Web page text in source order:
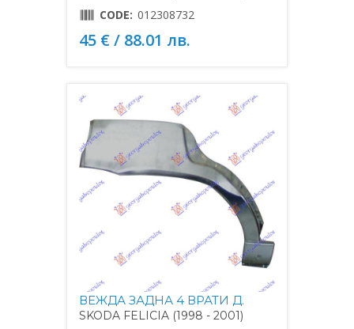
CODE: 012308732
45 € / 88.01 лв.
ВЕЖДА ЗАДНА 4 ВРАТИ Д.
SKODA FELICIA (1998 - 2001)